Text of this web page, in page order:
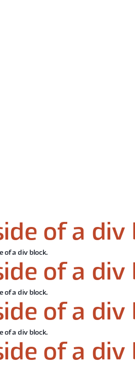
of a div
of a div block.
of a div
of a div block.
of a div
of a div block.
of a div